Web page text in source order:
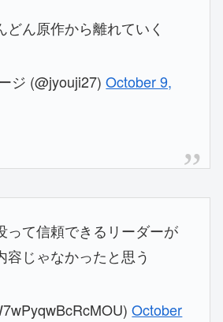
どん原作から離れていく
ジ (@jyouji27)October 9,
って信頼できるリーダーが
容じゃなかったと思う
October